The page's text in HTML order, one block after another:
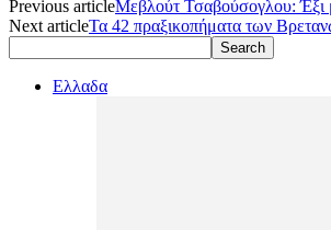
Previous articleΜεβλούτ Τσαβούσογλου: Έξι
Next articleΤα 42 πραξικοπήματα των
Ελλαδα